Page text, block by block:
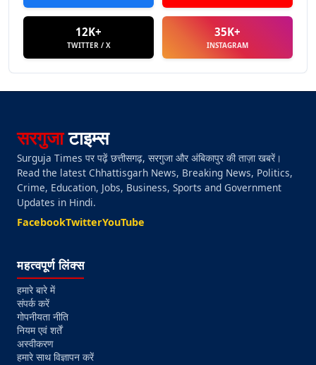
12K+
TWITTER / X
35K+
INSTAGRAM
सरगुजाटाइम्स
Surguja Times पर पढ़ें छत्तीसगढ़, सरगुजा और अंबिकापुर की ताज़ा खबरें।
Read the latest Chhattisgarh News, Breaking News, Politics,
Crime, Education, Jobs, Business, Sports and Government
Updates in Hindi.
FacebookTwitterYouTube
महत्वपूर्ण लिंक्स
हमारे बारे में
संपर्क करें
गोपनीयता नीति
नियम एवं शर्तें
अस्वीकरण
हमारे साथ विज्ञापन करें